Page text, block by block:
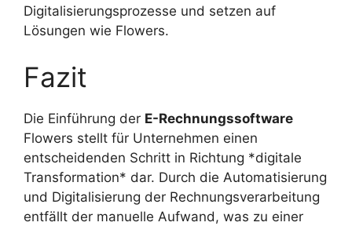
Digitalisierungsprozesse und setzen auf
Lösungen wie Flowers.
Fazit
Die Einführung der E-Rechnungssoftware
Flowers stellt für Unternehmen einen
entscheidenden Schritt in Richtung *digitale
Transformation* dar. Durch die Automatisierung
und Digitalisierung der Rechnungsverarbeitung
entfällt der manuelle Aufwand, was zu einer